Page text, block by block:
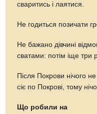
сваритись і лаятися.
Не годиться позичати
Не бажано дівчині
сватами: потім іще три
Після Покрови нічого
сіє по Покрові, тому
Що робили на